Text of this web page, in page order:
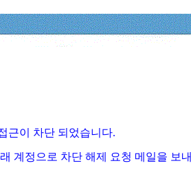
근이 차단 되었습니다.
계정으로 차단 해제 요청 메일을 보내